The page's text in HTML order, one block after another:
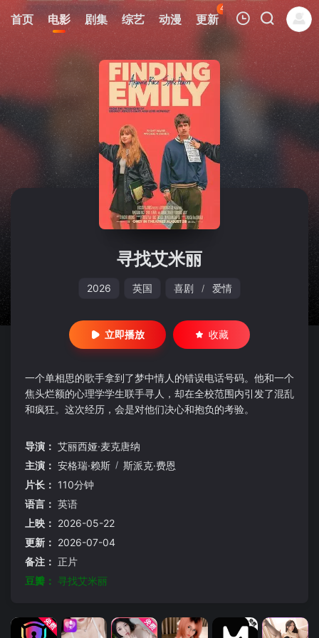
首页 电影 剧集 综艺 动漫 更新
40
热榜 APP
我的观影记录
暂无观看影片的记录
寻找艾米丽
2026 英国 喜剧 / 爱情
立即播放 收藏
一个单相思的歌手拿到了梦中情人的错误电话号码。他和一个
焦头烂额的心理学学生联手寻人，却在全校范围内引发了混乱
和疯狂。这次经历，会是对他们决心和抱负的考验。
导演： 艾丽西娅·麦克唐纳
主演： 安格瑞·赖斯 / 斯派克·费恩
片长： 110分钟
语言： 英语
上映： 2026-05-22
更新： 2026-07-04
备注： 正片
豆瓣： 寻找艾米丽